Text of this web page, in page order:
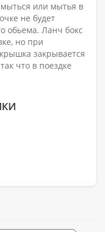
мыться или мытья в
не будет
обьема. Ланч бокс
но при
закрывается
что в поездке